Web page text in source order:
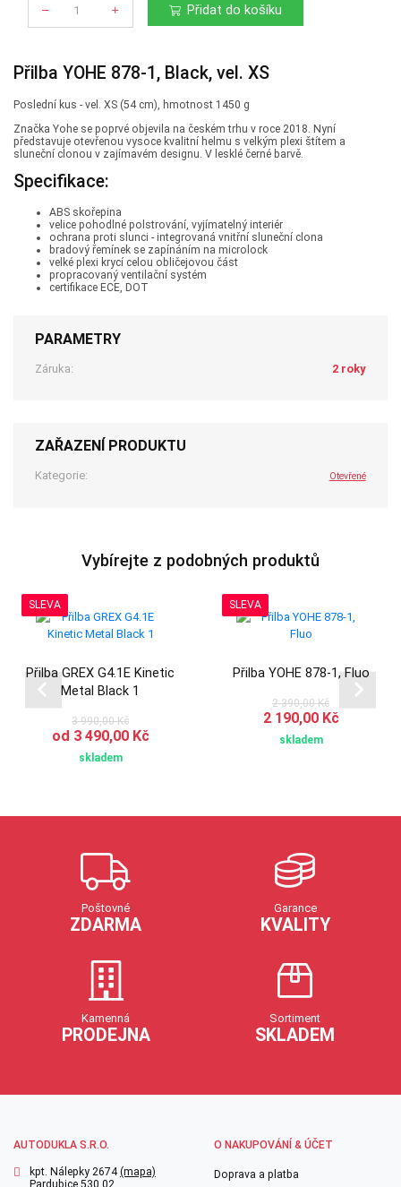
Počet Přidat do košíku
Přilba YOHE 878-1, Black, vel. XS
Poslední kus - vel. XS (54 cm), hmotnost 1450 g
Značka Yohe se poprvé objevila na českém trhu v roce 2018. Nyní
představuje otevřenou vysoce kvalitní helmu s velkým plexi štítem a
sluneční clonou v zajímavém designu. V lesklé černé barvě.
Specifikace:
ABS skořepina
velice pohodlné polstrování, vyjímatelný interiér
ochrana proti slunci - integrovaná vnitřní sluneční clona
bradový řemínek se zapínáním na microlock
velké plexi krycí celou obličejovou část
propracovaný ventilační systém
certifikace ECE, DOT
PARAMETRY
Záruka: 2 roky
ZAŘAZENÍ PRODUKTU
Kategorie: Otevřené
Vybírejte z podobných produktů
SLEVA
Přilba GREX G4.1E Kinetic
Metal Black 1
3 990,00 Kč
od 3 490,00 Kč
skladem
SLEVA
Přilba YOHE 878-1, Fluo
2 390,00 Kč
2 190,00 Kč
skladem
Poštovné
ZDARMA
Garance
KVALITY
Kamenná
PRODEJNA
Sortiment
SKLADEM
AUTODUKLA S.R.O.
kpt. Nálepky 2674(mapa)
Pardubice 530 02
O NAKUPOVÁNÍ & ÚČET
Doprava a platba